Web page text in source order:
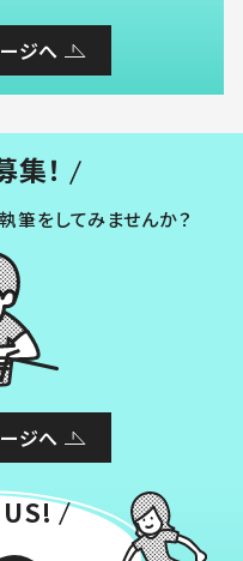
ジへ
！
筆をしてみませんか？
ジへ